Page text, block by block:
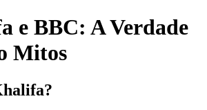
e BBC: A Verdade
Mitos